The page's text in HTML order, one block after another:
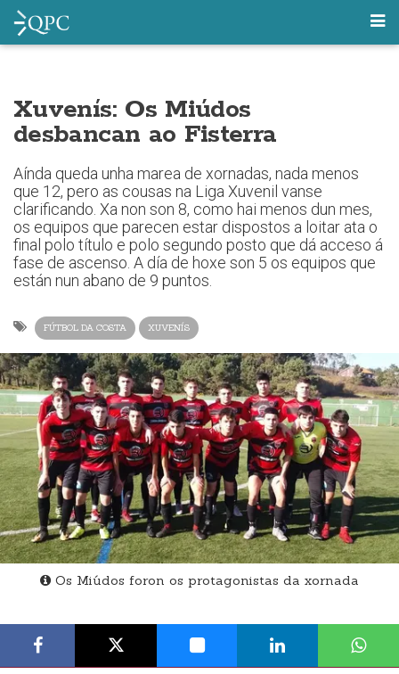
Xuvenís: Os Miúdos
desbancan ao Fisterra
Aínda queda unha marea de xornadas, nada menos
que 12, pero as cousas na Liga Xuvenil vanse
clarificando. Xa non son 8, como hai menos dun mes,
os equipos que parecen estar dispostos a loitar ata o
final polo título e polo segundo posto que dá acceso á
fase de ascenso. A día de hoxe son 5 os equipos que
están nun abano de 9 puntos.
FÚTBOL DA COSTA XUVENÍS
Os Miúdos foron os protagonistas da xornada